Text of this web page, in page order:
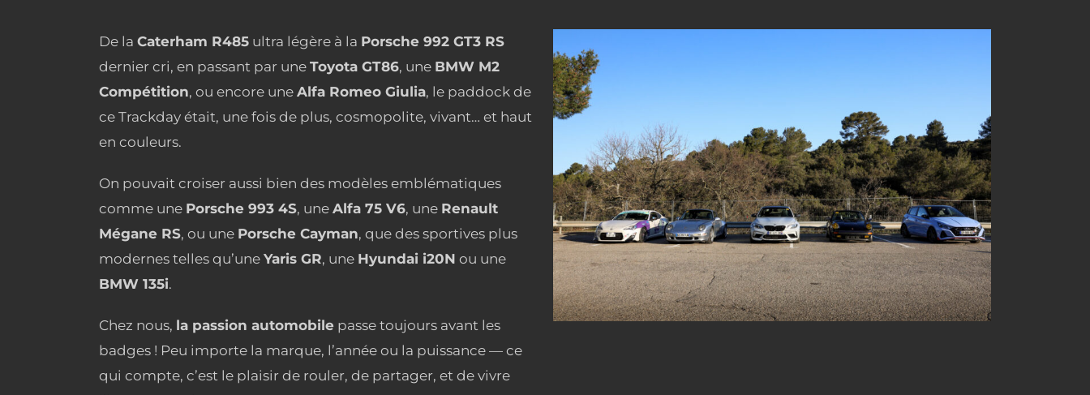
De la Caterham R485 ultra légère à la Porsche 992 GT3 RS
dernier cri, en passant par une Toyota GT86, une BMW M2
Compétition, ou encore une Alfa Romeo Giulia, le paddock de
ce Trackday était, une fois de plus, cosmopolite, vivant… et haut
en couleurs.
On pouvait croiser aussi bien des modèles emblématiques
comme une Porsche 993 4S, une Alfa 75 V6, une Renault
Mégane RS, ou une Porsche Cayman, que des sportives plus
modernes telles qu’une Yaris GR, une Hyundai i20N ou une
BMW 135i.
Chez nous, la passion automobile passe toujours avant les
badges ! Peu importe la marque, l’année ou la puissance — ce
qui compte, c’est le plaisir de rouler, de partager, et de vivre